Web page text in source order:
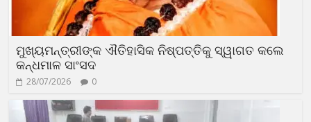
ମୁଖ୍ୟମନ୍ତ୍ରୀଙ୍କ ଐତିହାସିକ ନିଷ୍ପତ୍ତିକୁ ସ୍ୱାଗତ କଲେ
କନ୍ଧମାଳ ସାଂସଦ
28/07/2026 0